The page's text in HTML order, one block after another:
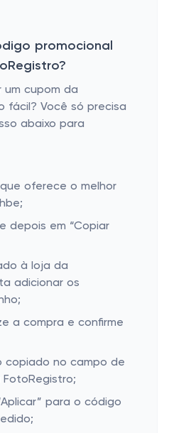
promocional
um cupom da
fácil? Você só precisa
abaixo para
oferece o melhor
depois em “Copiar
à loja da
adicionar os
a compra e confirme
copiado no campo de
para o código